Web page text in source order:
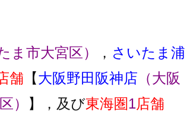
ま市大宮区） ， さいたま浦
舗 【大阪野田阪神店 （大阪
） 】，及び東海圏1店舗